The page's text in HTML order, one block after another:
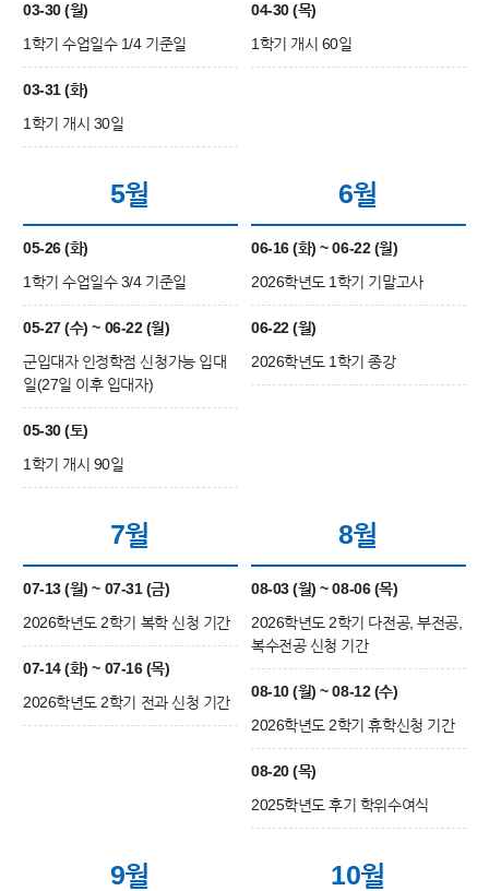
03-30 (월)
1학기 수업일수 1/4 기준일
03-31 (화)
1학기 개시 30일
04-30 (목)
1학기 개시 60일
5월
05-26 (화)
1학기 수업일수 3/4 기준일
05-27 (수) ~ 06-22 (월)
군입대자 인정학점 신청가능 입대
일(27일 이후 입대자)
05-30 (토)
1학기 개시 90일
6월
06-16 (화) ~ 06-22 (월)
2026학년도 1학기 기말고사
06-22 (월)
2026학년도 1학기 종강
7월
07-13 (월) ~ 07-31 (금)
2026학년도 2학기 복학 신청 기간
07-14 (화) ~ 07-16 (목)
2026학년도 2학기 전과 신청 기간
8월
08-03 (월) ~ 08-06 (목)
2026학년도 2학기 다전공, 부전공,
복수전공 신청 기간
08-10 (월) ~ 08-12 (수)
2026학년도 2학기 휴학신청 기간
08-20 (목)
2025학년도 후기 학위수여식
9월 10월